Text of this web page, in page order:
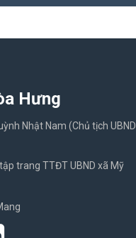
Hưng
Nhật Nam (Chủ tịch UBND
trang TTĐT UBND xã Mỹ